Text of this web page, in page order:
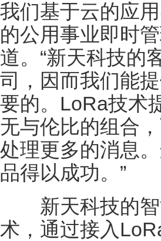
我们基于云的应
的公用事业即时
道。“新天科技的
司，因而我们能
要的。LoRa技术
无与伦比的组合
处理更多的消息
品得以成功。”
新天科技的智
术，通过接入